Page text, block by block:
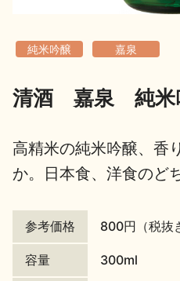
お楽しみコンテンツ
歳時記
純米吟醸 嘉泉
清酒 嘉泉 純米
高精米の純米吟醸、香
か。日本食、洋食のど
参考価格 800円（税抜
容量 300ml